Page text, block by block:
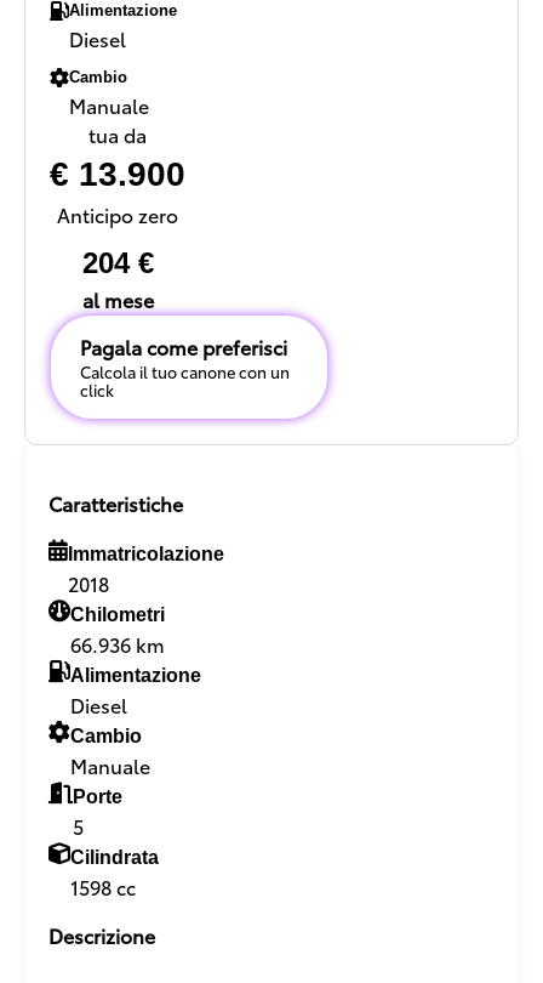
Alimentazione
Diesel
Cambio
Manuale
tua da
€ 13.900
Anticipo zero
204 €
al mese
Pagala come preferisci
Calcola il tuo canone con un
click
Caratteristiche
Immatricolazione
2018
Chilometri
66.936 km
Alimentazione
Diesel
Cambio
Manuale
Porte
5
Cilindrata
1598 cc
Descrizione